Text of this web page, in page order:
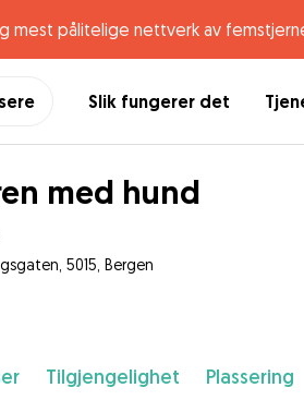
mest pålitelige nettverk av
Slik fungerer det
med hund
5015, Bergen
Tilgjengelighet Plassering